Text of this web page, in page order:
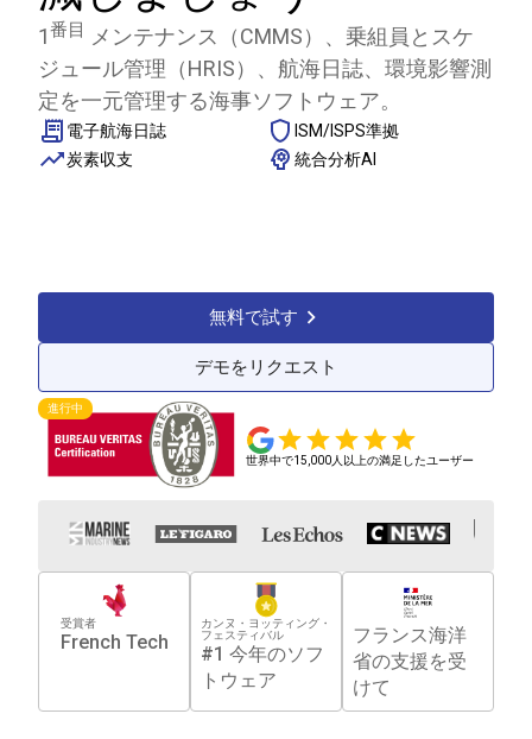
1番目
メンテナンス（CMMS）、乗組員とスケ
ジュール管理（HRIS）、航海日誌、環境影響測
定を一元管理する海事ソフトウェア。
電子航海日誌
ISM/ISPS準拠
炭素収支
統合分析AI
無料で試す
デモをリクエスト
進行中
世界中で15,000人以上の満足したユーザー
受賞者
French Tech
カンヌ・ヨッティング・
フェスティバル
#1 今年のソフ
トウェア
フランス海洋
省の支援を受
けて